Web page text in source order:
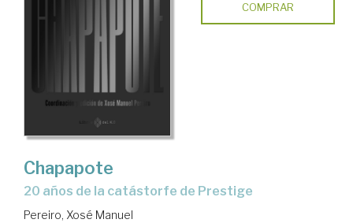
COMPRAR
Chapapote
20 años de la catástorfe de Prestige
Pereiro, Xosé Manuel